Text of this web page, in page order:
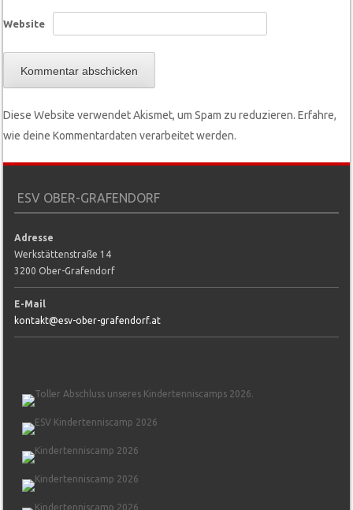
Website
Diese Website verwendet Akismet, um Spam zu reduzieren.Erfahre,
wie deine Kommentardaten verarbeitet werden.
ESV OBER-GRAFENDORF
Adresse
Werkstättenstraße 14
3200 Ober-Grafendorf
E-Mail
kontakt@esv-ober-grafendorf.at